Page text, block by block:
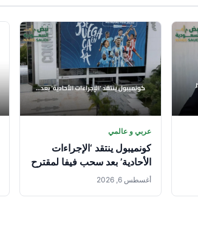
عربي و عالمي
كونميبول ينتقد ‘الإجراءات
الأحادية’ بعد سحب فيفا لمقترح
البيع الخاص
أغسطس 6, 2026